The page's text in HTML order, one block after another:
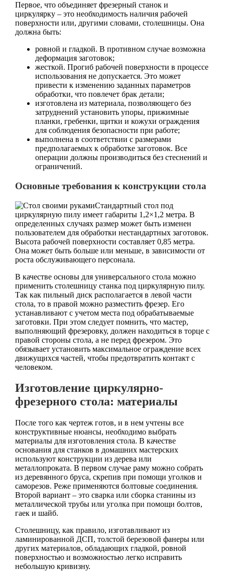
Первое, что объединяет фрезерный станок и
циркулярку – это необходимость наличия рабочей
поверхности или, другими словами, столешницы. Она
должна быть:
ровной и гладкой. В противном случае возможна
деформация заготовок;
жесткой. Прогиб рабочей поверхности в процессе
использования не допускается. Это может
привести к изменению заданных параметров
обработки, что повлечет брак детали;
изготовлена из материала, позволяющего без
затруднений установить упоры, прижимные
планки, гребенки, щитки и кожухи ограждения
для соблюдения безопасности при работе;
выполнена в соответствии с размерами
предполагаемых к обработке заготовок. Все
операции должны производиться без стеснений и
ограничений.
Основные требования к конструкции стола
Стандартный стол под
циркулярную пилу имеет габариты 1,2×1,2 метра. В
определенных случаях размер может быть изменен
пользователем для обработки нестандартных заготовок.
Высота рабочей поверхности составляет 0,85 метра.
Она может быть больше или меньше, в зависимости от
роста обслуживающего персонала.
В качестве основы для универсального стола можно
применить столешницу станка под циркулярную пилу.
Так как пильный диск располагается в левой части
стола, то в правой можно разместить фрезер. Его
устанавливают с учетом места под обрабатываемые
заготовки. При этом следует помнить, что мастер,
выполняющий фрезеровку, должен находиться в торце с
правой стороны стола, а не перед фрезером. Это
обязывает установить максимальное ограждение всех
движущихся частей, чтобы предотвратить контакт с
человеком.
Изготовление циркулярно-
фрезерного стола: материалы
После того как чертеж готов, и в нем учтены все
конструктивные нюансы, необходимо выбрать
материалы для изготовления стола. В качестве
основания для станков в домашних мастерских
используют конструкции из дерева или
металлопроката. В первом случае раму можно собрать
из деревянного бруса, скрепив при помощи уголков и
саморезов. Реже применяются болтовые соединения.
Второй вариант – это сварка или сборка станины из
металлической трубы или уголка при помощи болтов,
гаек и шайб.
Столешницу, как правило, изготавливают из
ламинированной ДСП, толстой березовой фанеры или
других материалов, обладающих гладкой, ровной
поверхностью и возможностью легко исправить
небольшую кривизну.